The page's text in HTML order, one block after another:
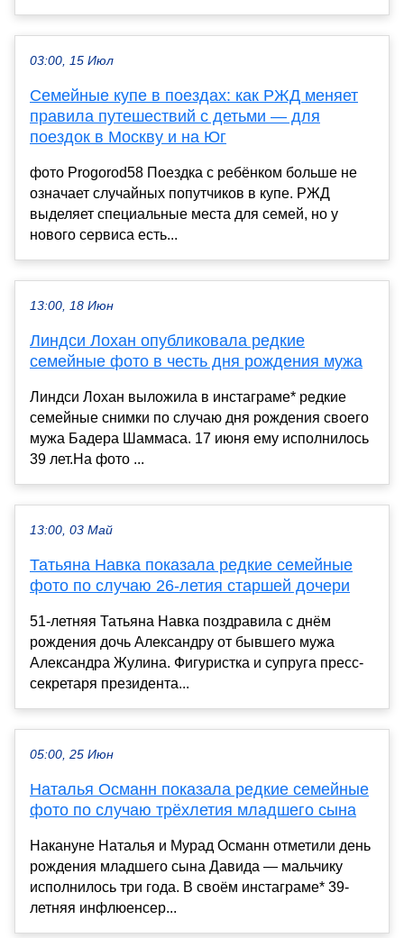
03:00, 15 Июл
Семейные купе в поездах: как РЖД меняет
правила путешествий с детьми — для
поездок в Москву и на Юг
фото Progorod58 Поездка с ребёнком больше не
означает случайных попутчиков в купе. РЖД
выделяет специальные места для семей, но у
нового сервиса есть...
13:00, 18 Июн
Линдси Лохан опубликовала редкие
семейные фото в честь дня рождения мужа
Линдси Лохан выложила в инстаграме* редкие
семейные снимки по случаю дня рождения своего
мужа Бадера Шаммаса. 17 июня ему исполнилось
39 лет.На фото ...
13:00, 03 Май
Татьяна Навка показала редкие семейные
фото по случаю 26-летия старшей дочери
51-летняя Татьяна Навка поздравила с днём
рождения дочь Александру от бывшего мужа
Александра Жулина. Фигуристка и супруга пресс-
секретаря президента...
05:00, 25 Июн
Наталья Османн показала редкие семейные
фото по случаю трёхлетия младшего сына
Накануне Наталья и Мурад Османн отметили день
рождения младшего сына Давида — мальчику
исполнилось три года. В своём инстаграме* 39-
летняя инфлюенсер...